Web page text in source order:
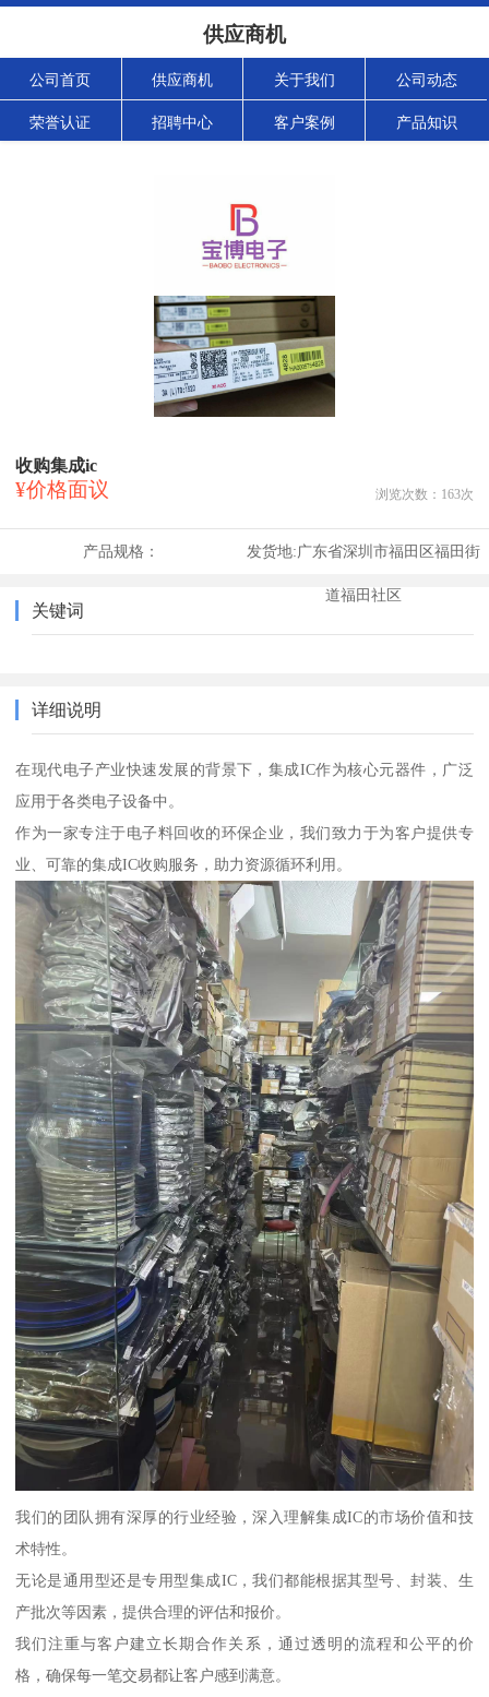
供应商机
公司首页 供应商机 关于我们 公司动态
荣誉认证 招聘中心 客户案例 产品知识
收购集成ic
¥价格面议 浏览次数： 163次
产品规格： 发货地:广东省深圳市福田区福田街
道福田社区
关键词
详细说明
在现代电子产业快速发展的背景下，集成IC作为核心元器件，广泛
应用于各类电子设备中。
作为一家专注于电子料回收的环保企业，我们致力于为客户提供专
业、可靠的集成IC收购服务，助力资源循环利用。
我们的团队拥有深厚的行业经验，深入理解集成IC的市场价值和技
术特性。
无论是通用型还是专用型集成IC，我们都能根据其型号、封装、生
产批次等因素，提供合理的评估和报价。
我们注重与客户建立长期合作关系，通过透明的流程和公平的价
格，确保每一笔交易都让客户感到满意。